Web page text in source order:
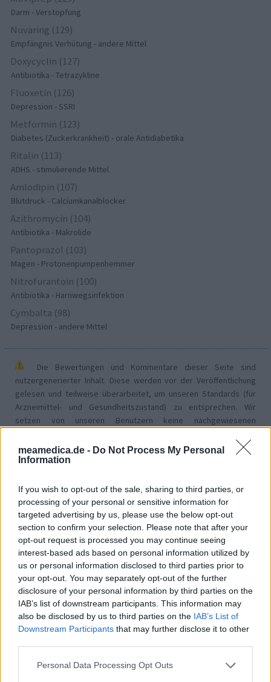
meamedica.de - Do Not Process My Personal
Information
If you wish to opt-out of the sale, sharing to third parties, or
processing of your personal or sensitive information for
targeted advertising by us, please use the below opt-out
section to confirm your selection. Please note that after your
opt-out request is processed you may continue seeing
interest-based ads based on personal information utilized by
us or personal information disclosed to third parties prior to
your opt-out. You may separately opt-out of the further
disclosure of your personal information by third parties on the
IAB’s list of downstream participants. This information may
also be disclosed by us to third parties on the IAB’s List of
Downstream Participants that may further disclose it to other
Personal Data Processing Opt Outs
Darm - Verstopfung
Nuvaring (129)
Empfängnis Verhütung - andere Mittel
Doxycyclin (127)
Antibiotika - Tetrazykline
Fluoxetin (126)
Depression - SSRI
Metformin (123)
Diabetes (Zuckerkrankheit) - orale Antidiabetika
Ritalin (113)
ADHS - stimulierende Mittel
Amlodipin (107)
Blutdruck - Calciumkanalblocker
Azithromycin (104)
Antibiotika - Makrolide
Pantoprazol (103)
Magen - Protonenpumpenhemmer
Nitrofurantoin (100)
Antibiotika - Harnwegsinfektion
Cymbalta (98)
Depression - andere Mittel
Die Bewertungen und Kommentare dieser Seite sind
nutzergenerierter Inhalt. Diese werden vor der Veröffentlichung
gelesen und teilweise überarbeitet, um unseren Standards (für
Arzneimittel- und Gesundheitszustand) zu entsprechen. Wir
setzen von unseren Benutzern keine nachgewiesenen
auszutauschen. Auf diese Weise geben die beschriebenen
Meinungen und Erfahrungen nur die Ansichten der jeweiligen
Bitte beachten Sie, dass eine Erfahrung von Person zu Person
unterschiedlich sein kann und dass Sie sich immer an Ihren Arzt
oder Apotheker wenden sollten, um medizinischen Rat zu
Medikamenten zu erhalten.